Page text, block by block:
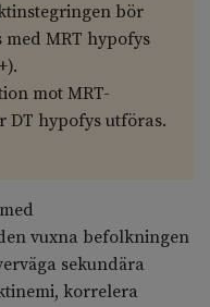
bör
MRT hypofys
mot MRT-
DT hypofys utföras.
vuxna befolkningen
sekundära
korrelera